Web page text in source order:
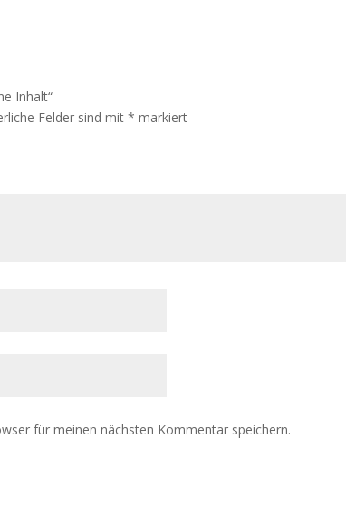
Inhalt“
Felder sind mit* markiert
für meinen nächsten Kommentar speichern.